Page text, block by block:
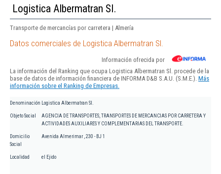
Logistica Albermatran Sl.
Transporte de mercancías por carretera | Almería
Datos comerciales de Logistica Albermatran Sl.
Información ofrecida por
La información del Ranking que ocupa Logistica Albermatran Sl. procede de la
base de datos de información financiera de INFORMA D&B S.A.U. (S.M.E.). Más
información sobre el Ranking de Empresas.
Denominación Logistica Albermatran Sl.
Objeto Social
AGENCIA DE TRANSPORTES, TRANSPORTES DE MERCANCIAS POR CARRETERA Y
ACTIVIDADES AUXILIARES Y COMPLEMENTARIAS DEL TRANSPORTE.
Domicilio
Social
Avenida Almerimar , 230 - BJ 1
Localidad el Ejido